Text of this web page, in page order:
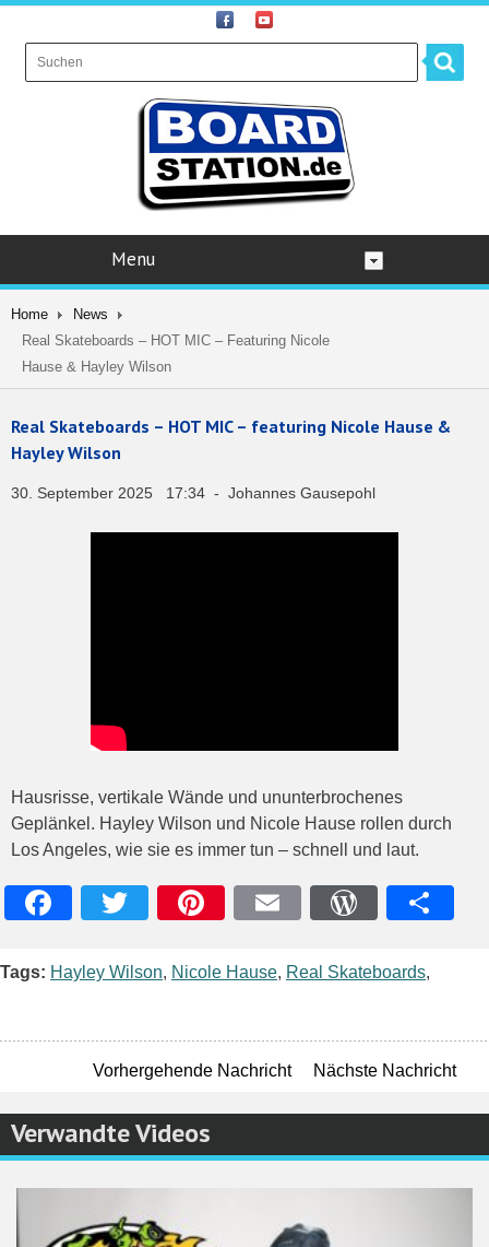
Menu
Home
News
Real Skateboards – HOT MIC – Featuring Nicole
Hause & Hayley Wilson
Real Skateboards – HOT MIC – featuring Nicole Hause &
Hayley Wilson
30. September 2025 17:34 - Johannes Gausepohl
Hausrisse, vertikale Wände und ununterbrochenes
Geplänkel. Hayley Wilson und Nicole Hause rollen durch
Los Angeles, wie sie es immer tun – schnell und laut.
Tags: Hayley Wilson, Nicole Hause, Real Skateboards,
Vorhergehende Nachricht Nächste Nachricht
Verwandte Videos